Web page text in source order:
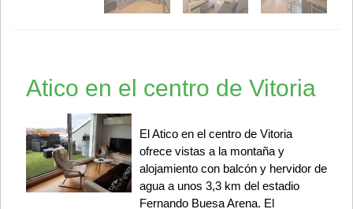
Atico en el centro de Vitoria
El Atico en el centro de Vitoria
ofrece vistas a la montaña y
alojamiento con balcón y hervidor de
agua a unos 3,3 km del estadio
Fernando Buesa Arena. El